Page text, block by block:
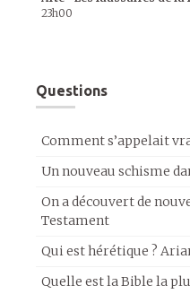
23h00
Questions
Comment s’appelait
Un nouveau schisme
On a découvert de
Testament
Qui est hérétique ?
Quelle est la Bible la